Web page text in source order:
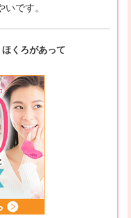
です。
くろがあって